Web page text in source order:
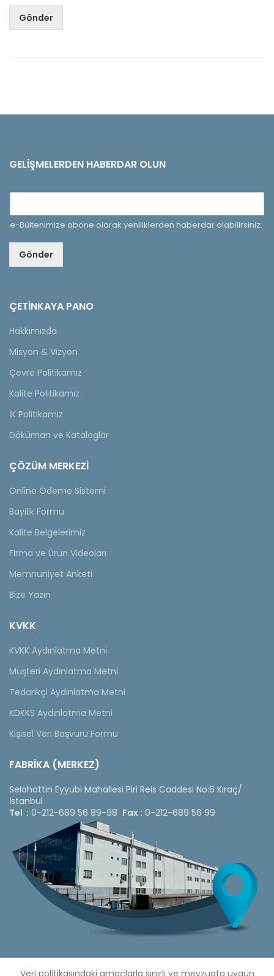
Gönder
GELIŞMELERDEN HABERDAR OLUN
e-Bültenimize abone olarak yeniliklerden haberdar olabilirsiniz.
Gönder
ÇETINKAYA PANO
Hakkımızda
Misyon & Vizyon
Çevre Politikamız
Kalite Politikamız
İK Politikamız
Döküman ve Kataloglar
ÇÖZÜM MERKEZİ
Online Ödeme Sistemi
Bayilik Formu
Kalite Belgelerimiz
Firma ve Ürün Videoları
Memnuniyet Anketi
Bize Yazın
KVKK
KVKK Aydınlatma Metni
Müşteri Aydınlatma Metni
Tedarikçi Aydınlatma Metni
KDKKS Aydınlatma Metni
Kişisel Veri Başvuru Formu
FABRİKA (MERKEZ)
Selahattin Eyyubi Mahallesi Piri Reis Caddesi No:6 Kıraç/
İstanbul
Tel : 0-212-689 56 89-98 Fax : 0-212-689 56 99
Veri politikasındaki amaçlarla sınırlı ve mevzuata uygun